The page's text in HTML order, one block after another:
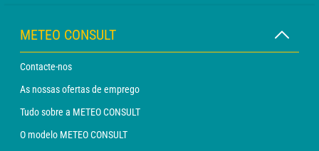
METEO CONSULT
Contacte-nos
As nossas ofertas de emprego
Tudo sobre a METEO CONSULT
O modelo METEO CONSULT